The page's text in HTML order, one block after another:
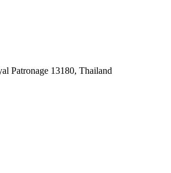
Patronage 13180, Thailand